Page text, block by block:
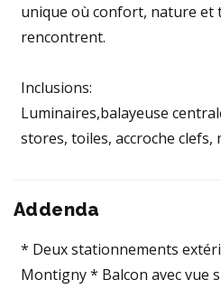
unique où confort, nature et
rencontrent.
Inclusions:
Luminaires,balayeuse
stores, toiles, accroche clefs,
Addenda
* Deux stationnements
Montigny * Balcon avec vue